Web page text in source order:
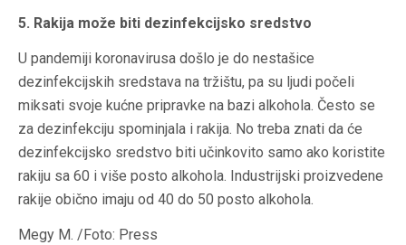
5. Rakija može biti dezinfekcijsko sredstvo
U pandemiji koronavirusa došlo je do nestašice
dezinfekcijskih sredstava na tržištu, pa su ljudi počeli
miksati svoje kućne pripravke na bazi alkohola. Često se
za dezinfekciju spominjala i rakija. No treba znati da će
dezinfekcijsko sredstvo biti učinkovito samo ako koristite
rakiju sa 60 i više posto alkohola. Industrijski proizvedene
rakije obično imaju od 40 do 50 posto alkohola.
Megy M. /Foto: Press